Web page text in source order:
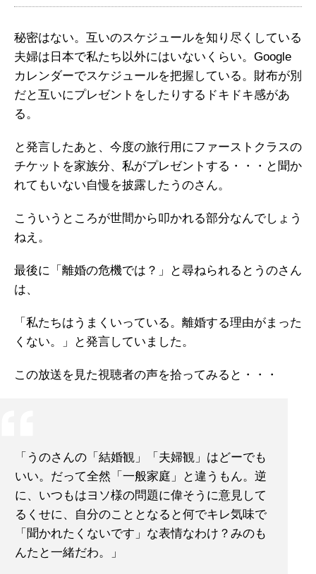
秘密はない。互いのスケジュールを知り尽くしている
夫婦は日本で私たち以外にはいないくらい。Google
カレンダーでスケジュールを把握している。財布が別
だと互いにプレゼントをしたりするドキドキ感があ
る。
と発言したあと、今度の旅行用にファーストクラスの
チケットを家族分、私がプレゼントする・・・と聞か
れてもいない自慢を披露したうのさん。
こういうところが世間から叩かれる部分なんでしょう
ねえ。
最後に「離婚の危機では？」と尋ねられるとうのさん
は、
「私たちはうまくいっている。離婚する理由がまった
くない。」と発言していました。
この放送を見た視聴者の声を拾ってみると・・・
「うのさんの「結婚観」「夫婦観」はどーでも
いい。だって全然「一般家庭」と違うもん。逆
に、いつもはヨソ様の問題に偉そうに意見して
るくせに、自分のこととなると何でキレ気味で
「聞かれたくないです」な表情なわけ？みのも
んたと一緒だわ。」